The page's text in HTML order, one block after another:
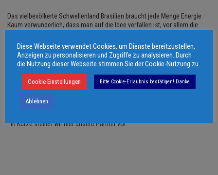
Das vielbevölkerte Schwellenland Brasilien braucht jede Menge Energie.
Kaum verwunderlich, dass man auf die Idee verfallen ist, vor allem die
© 2006 - 2026 Martin Keßler Filmproduktion
In Kürze stellen wir hier unsere Partner vor.
Diese Webseite verwendet Cookies, um Dienste bereitzustellen,
Anzeigen zu personalisieren und Zugriffe zu analysieren. Durch
die Nutzung dieser Webseite stimmen Sie der Cookie-Nutzung zu.
Cookie Einstellungen Bitte Cookie-Erlaubnis bestätigen! Danke
Ablehnen